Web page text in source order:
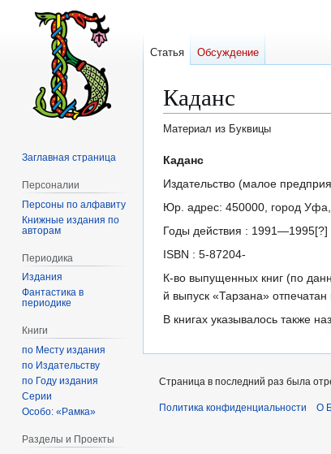
Каданс
Материал из Буквицы
Перейти
к
Перейти
к
Каданс
Издательство (малое
Юр. адрес: 450000, город Уфа,
Годы действия : 1991—1995[?]
ISBN : 5-87204-
К-во выпущенных книг (по
й выпуск «Тарзана»
В книгах указывалось также
Статья Обсуждение
Заглавная страница
Персоналии
Персоны по алфавиту
Книжные издания по
авторам
Периодика
Издания
Фантастика в
периодике
Книги
по Месту издания
по Издательству
по Году издания
Серии
Особо: «Рамка»
Разделы и Проекты
Страница в последний раз была
Политика конфиденциальности О